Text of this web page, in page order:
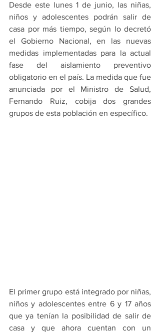
Desde este lunes 1 de junio, las niñas,
niños y adolescentes podrán salir de
casa por más tiempo, según lo decretó
el Gobierno Nacional, en las nuevas
medidas implementadas para la actual
fase del aislamiento preventivo
obligatorio en el país. La medida que fue
anunciada por el Ministro de Salud,
Fernando Ruiz, cobija dos grandes
grupos de esta población en específico.
El primer grupo está integrado por niñas,
niños y adolescentes entre 6 y 17 años
que ya tenían la posibilidad de salir de
casa y que ahora cuentan con un